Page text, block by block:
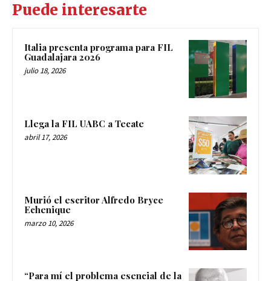
Puede interesarte
Italia presenta programa para FIL
Guadalajara 2026
julio 18, 2026
Llega la FIL UABC a Tecate
abril 17, 2026
Murió el escritor Alfredo Bryce
Echenique
marzo 10, 2026
“Para mí el problema esencial de la